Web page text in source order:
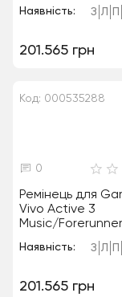
Наявність: З Л
201.565 грн
Код: 000535288
0
Ремінець для
Vivo Active 3
Music/
Наявність: З Л
201.565 грн